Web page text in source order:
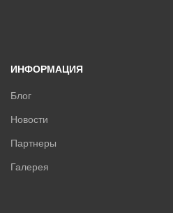
ИНФОРМАЦИЯ
Блог
Новости
Партнеры
Галерея